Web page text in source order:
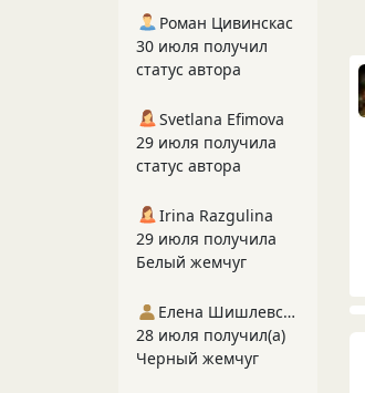
Роман Цивинскас
30 июля получил
статус автора
Svetlana Efimova
29 июля получила
статус автора
Irina Razgulina
29 июля получила
Белый жемчуг
Елена Шишлевская
28 июля получил(а)
Черный жемчуг